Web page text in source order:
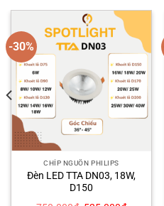
-30%
CHÍP NGUỒN PHILIPS
Đèn LED TTA DN03, 18W,
D150